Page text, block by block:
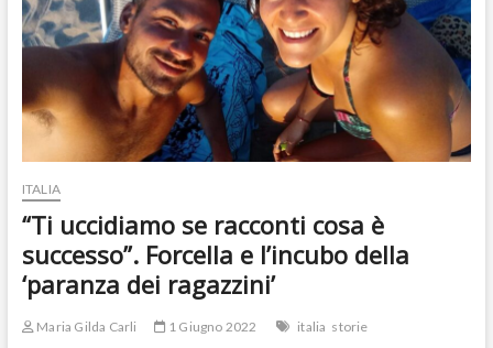
musica
per
la
ITALIA
“Ti uccidiamo se racconti cosa è
successo”. Forcella e l’incubo della
‘paranza dei ragazzini’
Maria Gilda Carli 1 Giugno 2022 italia storie